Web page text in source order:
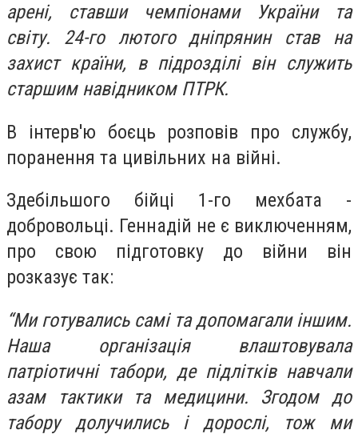
арені, ставши чемпіонами України та
світу. 24-го лютого дніпрянин став на
захист країни, в підрозділі він служить
старшим навідником ПТРК.
В інтерв'ю боєць розповів про службу,
поранення та цивільних на війні.
Здебільшого бійці 1-го мехбата -
добровольці. Геннадій не є виключенням,
про свою підготовку до війни він
розказує так:
“Ми готувались самі та допомагали іншим.
Наша організація влаштовувала
патріотичні табори, де підлітків навчали
азам тактики та медицини. Згодом до
табору долучились і дорослі, тож ми